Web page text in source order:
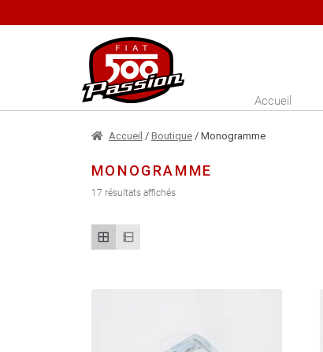
Aller
à
la
navigation
Aller
au
contenu
Accueil
Accueil / Boutique/ Monogramme
MONOGRAMME
17 résultats affichés